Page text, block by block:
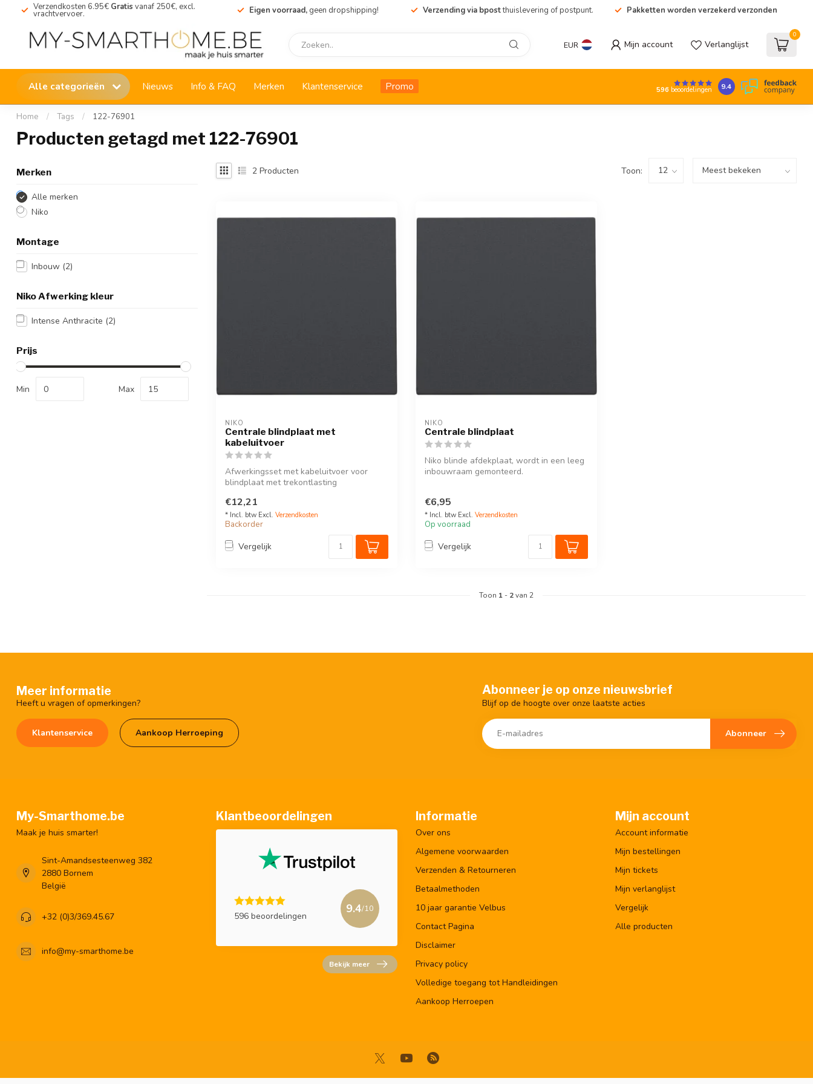
Verzendkosten 6.95€ Gratis vanaf 250€, excl.
vrachtvervoer. Eigen voorraad, geen dropshipping! Verzending via bpostthuislevering of postpunt. Pakketten worden verzekerd verzonden
EUR Mijn account Verlanglijst
0
Alle categorieën Nieuws Info & FAQ Merken Klantenservice Promo 596beoordelingen 9.4
Home / Tags / 122-76901
Producten getagd met 122-76901
Merken
Alle merken
Niko
Montage
Inbouw (2)
Niko Afwerking kleur
Intense Anthracite (2)
Prijs
Min Max
2 Producten Toon:
NIKO
Centrale blindplaat met
kabeluitvoer
Afwerkingsset met kabeluitvoer voor
blindplaat met trekontlasting
€12,21
* Incl. btw Excl. Verzendkosten
Backorder
Vergelijk
NIKO
Centrale blindplaat
Niko blinde afdekplaat, wordt in een leeg
inbouwraam gemonteerd.
€6,95
* Incl. btw Excl. Verzendkosten
Op voorraad
Vergelijk
Toon 1 - 2van 2
Meer informatie
Heeft u vragen of opmerkingen?
Klantenservice Aankoop Herroeping
Abonneer je op onze nieuwsbrief
Blijf op de hoogte over onze laatste acties
Abonneer
My-Smarthome.be
Maak je huis smarter!
Sint-Amandsesteenweg 382
2880 Bornem
België
+32 (0)3/369.45.67
info@my-smarthome.be
Klantbeoordelingen
596 beoordelingen
9.4/10
Bekijk meer
Informatie
Over ons
Algemene voorwaarden
Verzenden & Retourneren
Betaalmethoden
10 jaar garantie Velbus
Contact Pagina
Disclaimer
Privacy policy
Volledige toegang tot Handleidingen
Aankoop Herroepen
Mijn account
Account informatie
Mijn bestellingen
Mijn tickets
Mijn verlanglijst
Vergelijk
Alle producten